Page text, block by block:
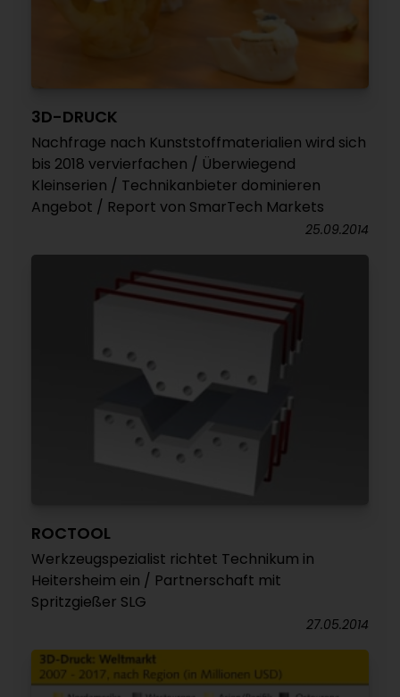
3D-DRUCK
Nachfrage nach Kunststoffmaterialien wird sich
bis 2018 vervierfachen / Überwiegend
Kleinserien / Technikanbieter dominieren
Angebot / Report von SmarTech Markets
25.09.2014
ROCTOOL
Werkzeugspezialist richtet Technikum in
Heitersheim ein / Partnerschaft mit
Spritzgießer SLG
27.05.2014